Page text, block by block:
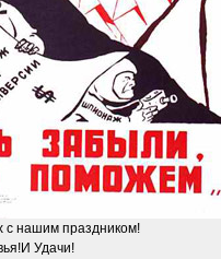
с нашим праздником!
Удачи!